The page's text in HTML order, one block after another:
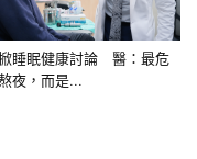
睡眠健康討論 醫：最危
夜，而是...